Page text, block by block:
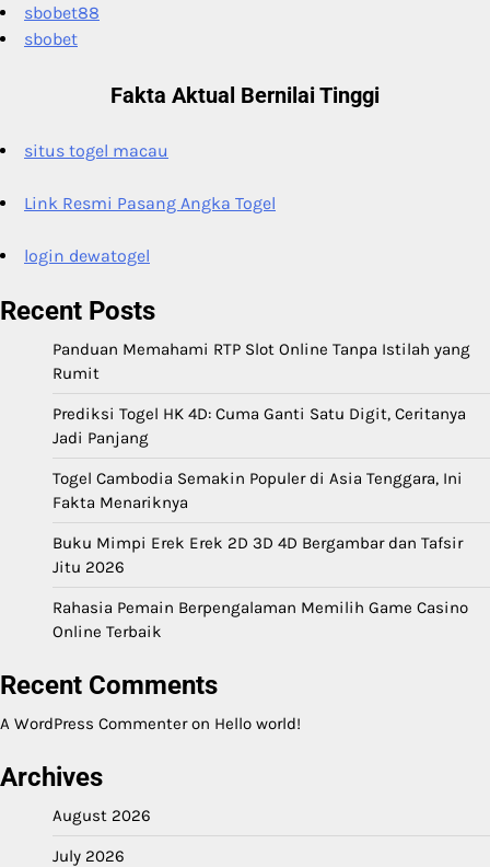
sbobet88
sbobet
Fakta Aktual Bernilai Tinggi
situs togel macau
Link Resmi Pasang Angka Togel
login dewatogel
Recent Posts
Panduan Memahami RTP Slot Online Tanpa Istilah yang
Rumit
Prediksi Togel HK 4D: Cuma Ganti Satu Digit, Ceritanya
Jadi Panjang
Togel Cambodia Semakin Populer di Asia Tenggara, Ini
Fakta Menariknya
Buku Mimpi Erek Erek 2D 3D 4D Bergambar dan Tafsir
Jitu 2026
Rahasia Pemain Berpengalaman Memilih Game Casino
Online Terbaik
Recent Comments
A WordPress Commenteron Hello world!
Archives
August 2026
July 2026